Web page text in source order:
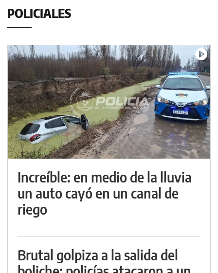
POLICIALES
Increíble: en medio de la lluvia
un auto cayó en un canal de
riego
Brutal golpiza a la salida del